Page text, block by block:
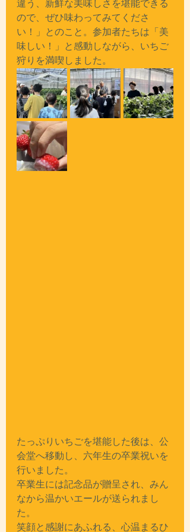
違う、新鮮な美味しさを堪能できる
ので、ぜひ味わってみてくださ
い！」とのこと。参加者たちは「美
味しい！」と感動しながら、いちご
狩りを満喫しました。
たっぷりいちごを堪能した後は、公
会堂へ移動し、六年生の卒業祝いを
行いました。
卒業生には記念品が贈呈され、みん
なから温かいエールが送られまし
た。
笑顔と感謝にあふれる、心温まるひ